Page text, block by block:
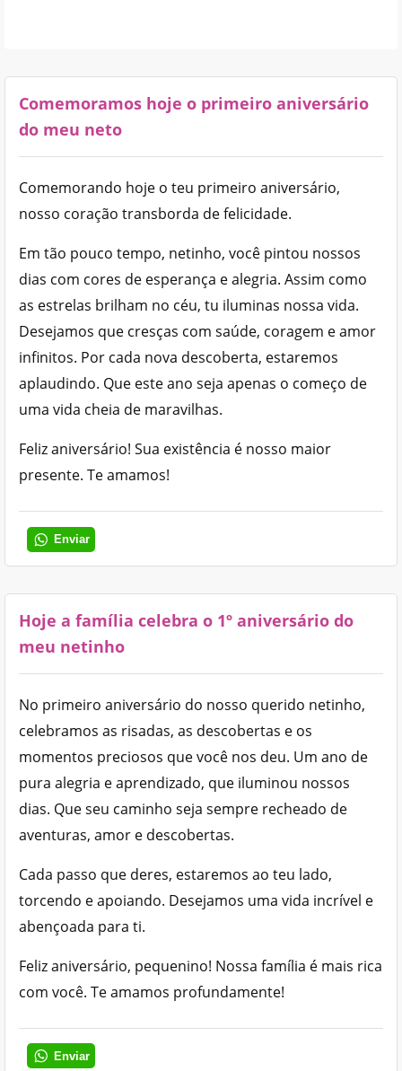
Comemoramos hoje o primeiro aniversário
do meu neto
Comemorando hoje o teu primeiro aniversário,
nosso coração transborda de felicidade.
Em tão pouco tempo, netinho, você pintou nossos
dias com cores de esperança e alegria. Assim como
as estrelas brilham no céu, tu iluminas nossa vida.
Desejamos que cresças com saúde, coragem e amor
infinitos. Por cada nova descoberta, estaremos
aplaudindo. Que este ano seja apenas o começo de
uma vida cheia de maravilhas.
Feliz aniversário! Sua existência é nosso maior
presente. Te amamos!
Enviar
Hoje a família celebra o 1º aniversário do
meu netinho
No primeiro aniversário do nosso querido netinho,
celebramos as risadas, as descobertas e os
momentos preciosos que você nos deu. Um ano de
pura alegria e aprendizado, que iluminou nossos
dias. Que seu caminho seja sempre recheado de
aventuras, amor e descobertas.
Cada passo que deres, estaremos ao teu lado,
torcendo e apoiando. Desejamos uma vida incrível e
abençoada para ti.
Feliz aniversário, pequenino! Nossa família é mais rica
com você. Te amamos profundamente!
Enviar